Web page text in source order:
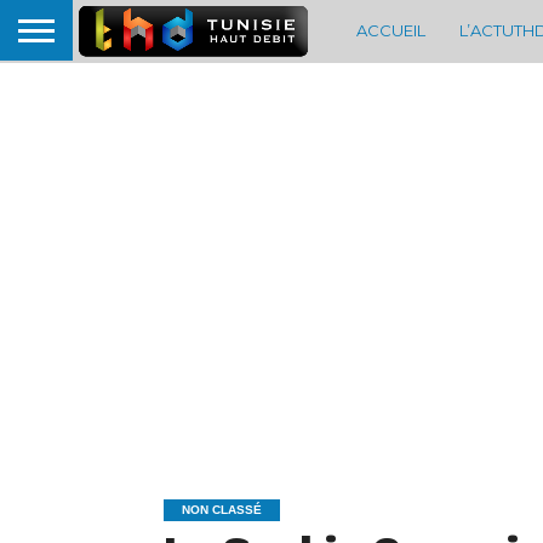
ACCUEIL
NON CLASSÉ